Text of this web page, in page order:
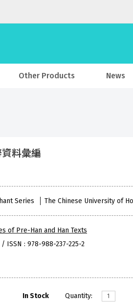
Other Products News
資料彙編
Series The Chinese University of
of Pre-Han and Han Texts
/ ISSN : 978-988-237-225-2
In Stock Quantity: